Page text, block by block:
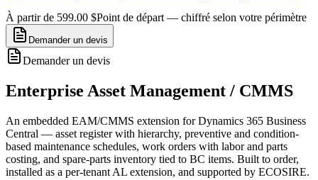
À partir de 599.00 $Point de départ — chiffré selon votre périmètre
Demander un devis
Demander un devis
Enterprise Asset Management / CMMS
An embedded EAM/CMMS extension for Dynamics 365 Business
Central — asset register with hierarchy, preventive and condition-
based maintenance schedules, work orders with labor and parts
costing, and spare-parts inventory tied to BC items. Built to order,
installed as a per-tenant AL extension, and supported by ECOSIRE.